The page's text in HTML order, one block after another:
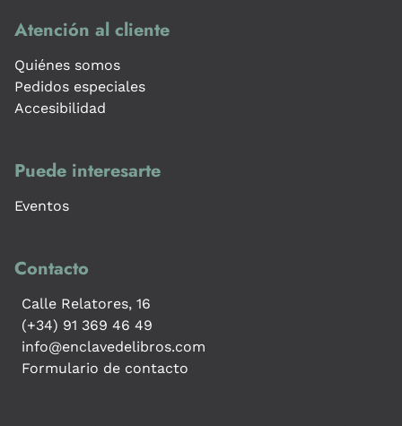
Atención al cliente
Quiénes somos
Pedidos especiales
Accesibilidad
Puede interesarte
Eventos
Contacto
Calle Relatores, 16
(+34) 91 369 46 49
info@enclavedelibros.com
Formulario de contacto